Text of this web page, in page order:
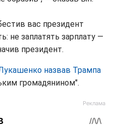
вас президент
не заплатять зарплату —
президент.
назвав Трампа
громадянином".